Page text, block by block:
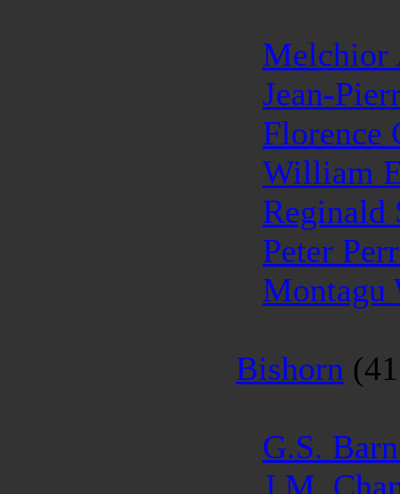
Melchior
Jean-
Florence
William
Reginald
Peter
Montagu
Bishorn
G.S.
J.M.